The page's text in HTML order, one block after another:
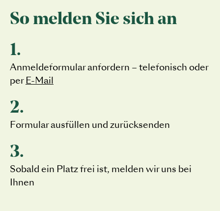
So melden Sie sich an
1.
Anmeldeformular anfordern – telefonisch oder
perE-Mail
2.
Formular ausfüllen und zurücksenden
3.
Sobald ein Platz frei ist, melden wir uns bei
Ihnen